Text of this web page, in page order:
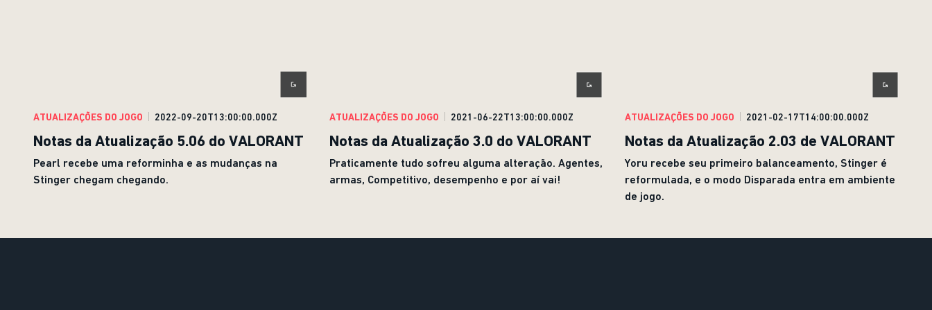
ATUALIZAÇÕES DO JOGO 2022-09-20T13:00:00.000Z
Notas da Atualização 5.06 do VALORANT
Pearl recebe uma reforminha e as mudanças na
Stinger chegam chegando.
ATUALIZAÇÕES DO JOGO 2021-06-22T13:00:00.000Z
Notas da Atualização 3.0 do VALORANT
Praticamente tudo sofreu alguma alteração. Agentes,
armas, Competitivo, desempenho e por aí vai!
ATUALIZAÇÕES DO JOGO 2021-02-17T14:00:00.000Z
Notas da Atualização 2.03 de VALORANT
Yoru recebe seu primeiro balanceamento, Stinger é
reformulada, e o modo Disparada entra em ambiente
de jogo.